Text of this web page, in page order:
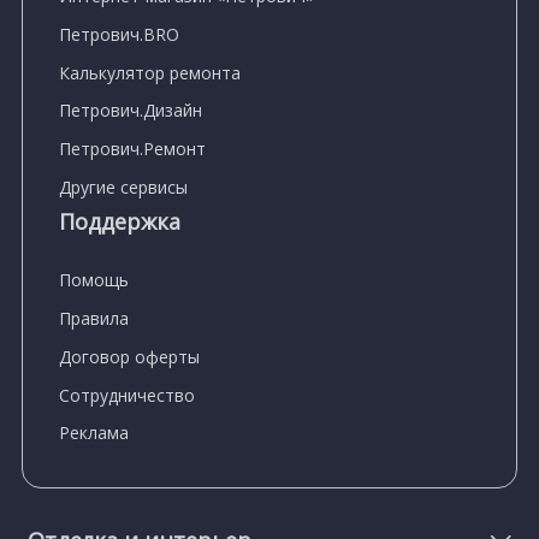
Петрович.BRO
Калькулятор ремонта
Петрович.Дизайн
Петрович.Ремонт
Другие сервисы
Поддержка
Помощь
Правила
Договор оферты
Сотрудничество
Реклама